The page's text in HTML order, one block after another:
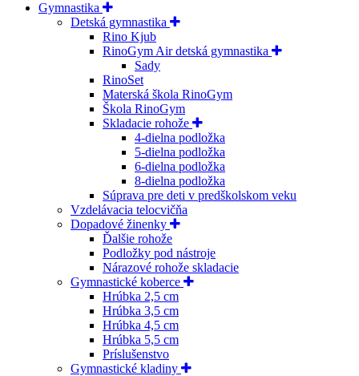
Gymnastika
Detská gymnastika
Rino Kjub
RinoGym Air detská gymnastika
Sady
RinoSet
Materská škola RinoGym
Škola RinoGym
Skladacie rohože
4-dielna podložka
5-dielna podložka
6-dielna podložka
8-dielna podložka
Súprava pre deti v predškolskom veku
Vzdelávacia telocvičňa
Dopadové žinenky
Ďalšie rohože
Podložky pod nástroje
Nárazové rohože skladacie
Gymnastické koberce
Hrúbka 2,5 cm
Hrúbka 3,5 cm
Hrúbka 4,5 cm
Hrúbka 5,5 cm
Príslušenstvo
Gymnastické kladiny